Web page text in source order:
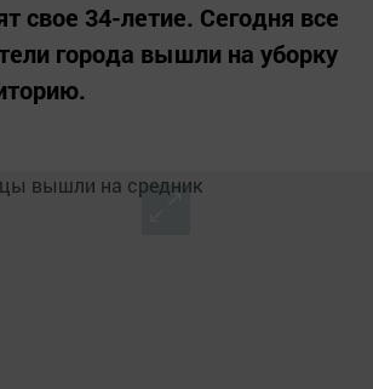
свое 34-летие. Сегодня все
города вышли на уборку